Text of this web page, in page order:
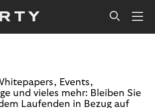
Events,
und vieles mehr: Bleiben Sie
Laufenden in Bezug auf